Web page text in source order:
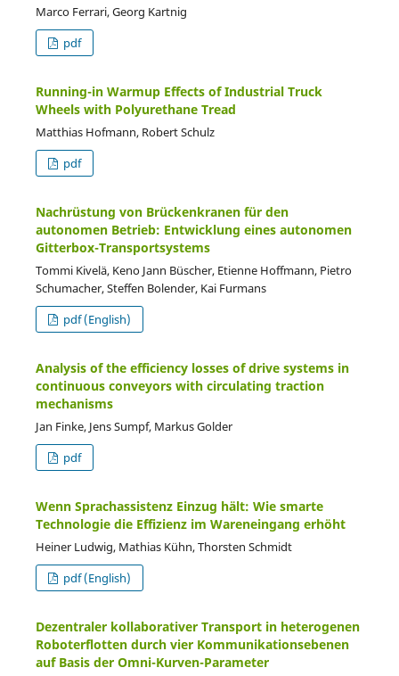
Marco Ferrari, Georg Kartnig
pdf
Running-in Warmup Effects of Industrial Truck
Wheels with Polyurethane Tread
Matthias Hofmann, Robert Schulz
pdf
Nachrüstung von Brückenkranen für den
autonomen Betrieb: Entwicklung eines autonomen
Gitterbox-Transportsystems
Tommi Kivelä, Keno Jann Büscher, Etienne Hoffmann, Pietro
Schumacher, Steffen Bolender, Kai Furmans
pdf (English)
Analysis of the efficiency losses of drive systems in
continuous conveyors with circulating traction
mechanisms
Jan Finke, Jens Sumpf, Markus Golder
pdf
Wenn Sprachassistenz Einzug hält: Wie smarte
Technologie die Effizienz im Wareneingang erhöht
Heiner Ludwig, Mathias Kühn, Thorsten Schmidt
pdf (English)
Dezentraler kollaborativer Transport in heterogenen
Roboterflotten durch vier Kommunikationsebenen
auf Basis der Omni-Kurven-Parameter